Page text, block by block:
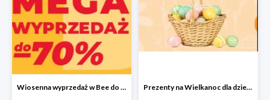
Wiosenna wyprzedaż w Bee do -70% Prezenty na Wielkanoc dla dzieci 2022 - upominki od Zajączka